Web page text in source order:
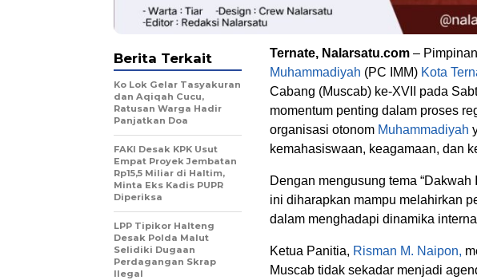
Ternate, Nalarsatu.com –
Muhammadiyah (PC IMM) Kota
Cabang (Muscab) ke-XVII pada
momentum penting dalam proses
organisasi otonom Muhammadiyah
kemahasiswaan, keagamaan, dan
Dengan mengusung tema
ini diharapkan mampu melahirkan
dalam menghadapi dinamika
Ketua Panitia, Risman M. Naipon,
Muscab tidak sekadar menjadi
Berita Terkait
Ko Lok Gelar Tasyakuran
dan Aqiqah Cucu,
Ratusan Warga Hadir
Panjatkan Doa
FAKI Desak KPK Usut
Empat Proyek Jembatan
Rp15,5 Miliar di Haltim,
Minta Eks Kadis PUPR
Diperiksa
LPP Tipikor Halteng
Desak Polda Malut
Selidiki Dugaan
Perdagangan Skrap
Ilegal